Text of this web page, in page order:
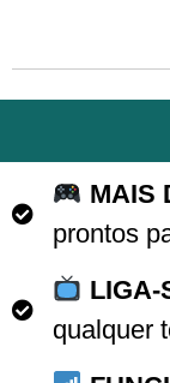
MAIS
prontos
LIGA-
qualquer